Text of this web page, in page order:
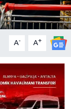
A- A+